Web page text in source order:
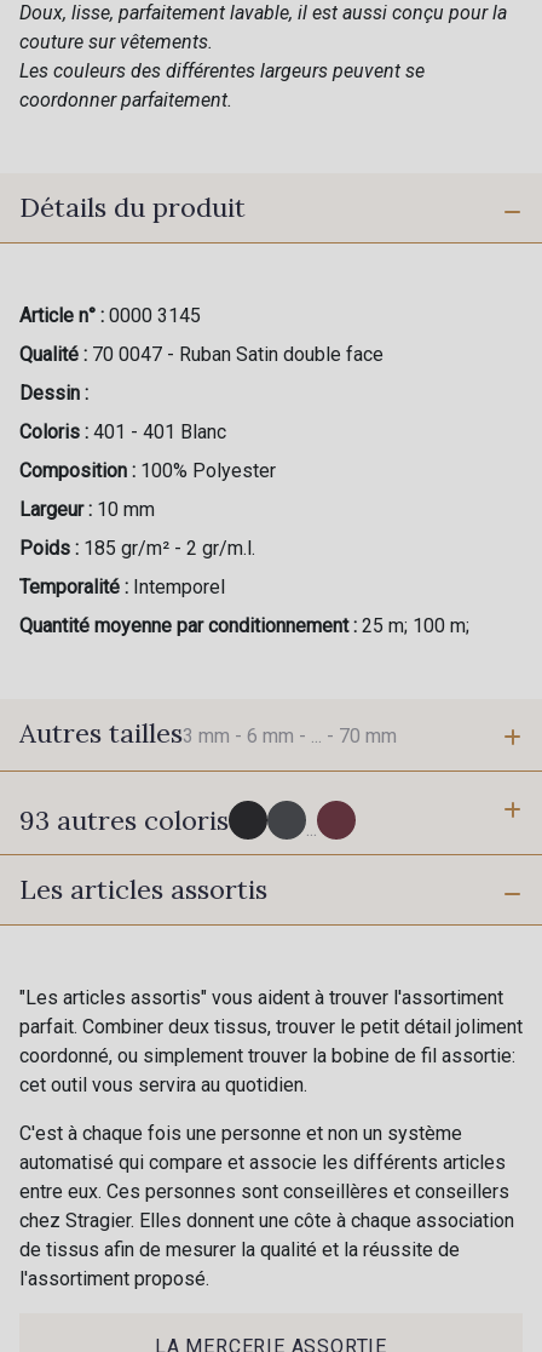
Doux, lisse, parfaitement lavable, il est aussi conçu pour la
couture sur vêtements.
Les couleurs des différentes largeurs peuvent se
coordonner parfaitement.
Détails du produit
Article n° : 0000 3145
Qualité : 70 0047 - Ruban Satin double face
Dessin :
Coloris : 401 - 401 Blanc
Composition : 100% Polyester
Largeur : 10 mm
Poids : 185 gr/m² - 2 gr/m.l.
Temporalité : Intemporel
Quantité moyenne par conditionnement : 25 m; 100 m;
Autres tailles3 mm - 6 mm - ... - 70 mm
3 mm
16 mm
70 mm
93 autres coloris ...
725 - 725 Noir
30 - 30 Silver
405 - 405 Porcelaine
23 - 23 Natural
614 - 614 White Coffee
27 - 27 Beige
Les articles assortis
"Les articles assortis" vous aident à trouver l'assortiment
parfait. Combiner deux tissus, trouver le petit détail joliment
coordonné, ou simplement trouver la bobine de fil assortie:
cet outil vous servira au quotidien.
C'est à chaque fois une personne et non un système
automatisé qui compare et associe les différents articles
entre eux. Ces personnes sont conseillères et conseillers
chez Stragier. Elles donnent une côte à chaque association
de tissus afin de mesurer la qualité et la réussite de
l'assortiment proposé.
LA MERCERIE ASSORTIE